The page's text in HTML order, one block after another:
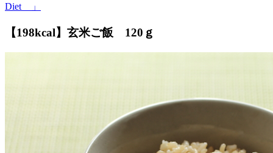
Diet 」
【198kcal】玄米ご飯 120ｇ